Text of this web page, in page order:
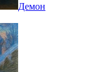
Демон